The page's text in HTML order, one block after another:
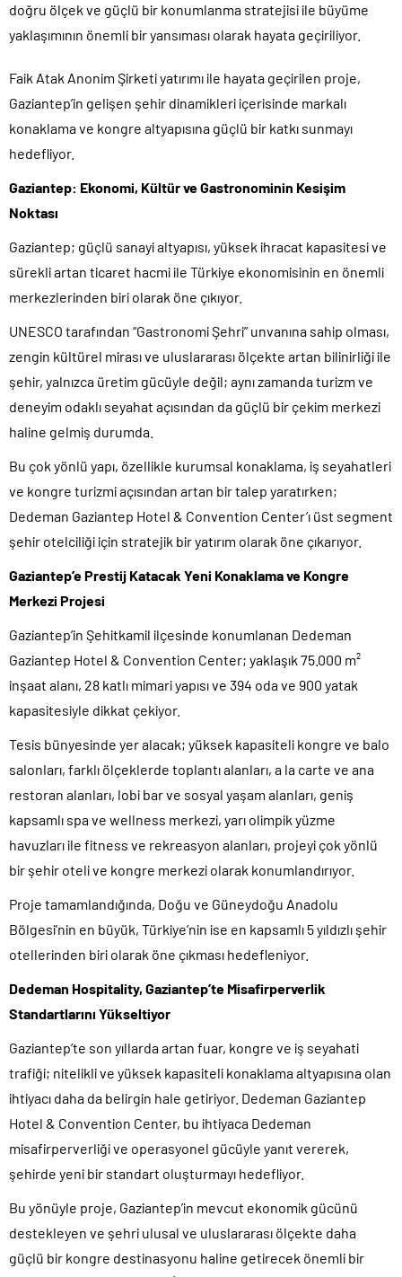
doğru ölçek ve güçlü bir konumlanma stratejisi ile büyüme
yaklaşımının önemli bir yansıması olarak hayata geçiriliyor.
Faik Atak Anonim Şirketi yatırımı ile hayata geçirilen proje,
Gaziantep’in gelişen şehir dinamikleri içerisinde markalı
konaklama ve kongre altyapısına güçlü bir katkı sunmayı
hedefliyor.
Gaziantep: Ekonomi, Kültür ve Gastronominin Kesişim
Noktası
Gaziantep; güçlü sanayi altyapısı, yüksek ihracat kapasitesi ve
sürekli artan ticaret hacmi ile Türkiye ekonomisinin en önemli
merkezlerinden biri olarak öne çıkıyor.
UNESCO tarafından “Gastronomi Şehri” unvanına sahip olması,
zengin kültürel mirası ve uluslararası ölçekte artan bilinirliği ile
şehir, yalnızca üretim gücüyle değil; aynı zamanda turizm ve
deneyim odaklı seyahat açısından da güçlü bir çekim merkezi
haline gelmiş durumda.
Bu çok yönlü yapı, özellikle kurumsal konaklama, iş seyahatleri
ve kongre turizmi açısından artan bir talep yaratırken;
Dedeman Gaziantep Hotel & Convention Center’ı üst segment
şehir otelciliği için stratejik bir yatırım olarak öne çıkarıyor.
Gaziantep’e Prestij Katacak Yeni Konaklama ve Kongre
Merkezi Projesi
Gaziantep’in Şehitkamil ilçesinde konumlanan Dedeman
Gaziantep Hotel & Convention Center; yaklaşık 75.000 m²
inşaat alanı, 28 katlı mimari yapısı ve 394 oda ve 900 yatak
kapasitesiyle dikkat çekiyor.
Tesis bünyesinde yer alacak; yüksek kapasiteli kongre ve balo
salonları, farklı ölçeklerde toplantı alanları, a la carte ve ana
restoran alanları, lobi bar ve sosyal yaşam alanları, geniş
kapsamlı spa ve wellness merkezi, yarı olimpik yüzme
havuzları ile fitness ve rekreasyon alanları, projeyi çok yönlü
bir şehir oteli ve kongre merkezi olarak konumlandırıyor.
Proje tamamlandığında, Doğu ve Güneydoğu Anadolu
Bölgesi’nin en büyük, Türkiye’nin ise en kapsamlı 5 yıldızlı şehir
otellerinden biri olarak öne çıkması hedefleniyor.
Dedeman Hospitality, Gaziantep’te Misafirperverlik
Standartlarını Yükseltiyor
Gaziantep’te son yıllarda artan fuar, kongre ve iş seyahati
trafiği; nitelikli ve yüksek kapasiteli konaklama altyapısına olan
ihtiyacı daha da belirgin hale getiriyor. Dedeman Gaziantep
Hotel & Convention Center, bu ihtiyaca Dedeman
misafirperverliği ve operasyonel gücüyle yanıt vererek,
şehirde yeni bir standart oluşturmayı hedefliyor.
Bu yönüyle proje, Gaziantep’in mevcut ekonomik gücünü
destekleyen ve şehri ulusal ve uluslararası ölçekte daha
güçlü bir kongre destinasyonu haline getirecek önemli bir